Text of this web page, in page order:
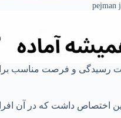
pejman
رسیدگی و فرصت مناسب
اختصاص داشت که در آن